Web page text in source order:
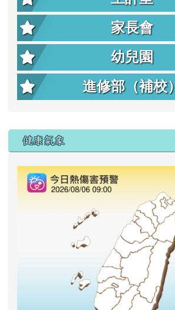
家長會
幼兒園
進修部（補校）
右邊區域內容
健康氣象